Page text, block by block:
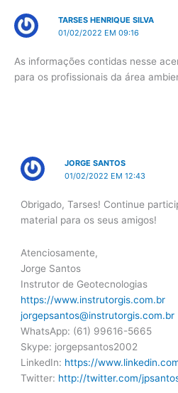
TARSES HENRIQUE SILVA
01/02/2022 EM 09:16
As informações contidas nesse
para os profissionais da área
JORGE SANTOS
01/02/2022 EM 12:43
Obrigado, Tarses! Continue
material para os seus amigos!
Atenciosamente,
Jorge Santos
Instrutor de Geotecnologias
https://www.instrutorgis.com.br
jorgepsantos@instrutorgis.com.br
WhatsApp: (61) 99616-5665
Skype: jorgepsantos2002
LinkedIn: https://
Twitter: http://twitter.com/